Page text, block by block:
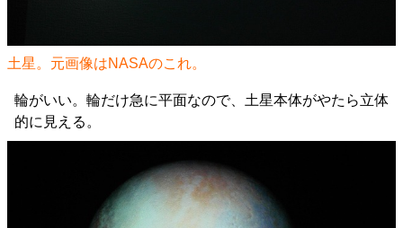
土星。元画像はNASAのこれ。
輪がいい。輪だけ急に平面なので、土星本体がやたら立体
的に見える。